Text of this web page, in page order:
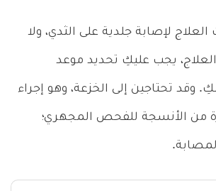
لإصابة جلدية على الثدي، ولا
يجب عليكِ تحديد موعد
وقد تحتاجين إلى الخزعة، وهو إجراء
من الأنسجة للفحص المجهري؛